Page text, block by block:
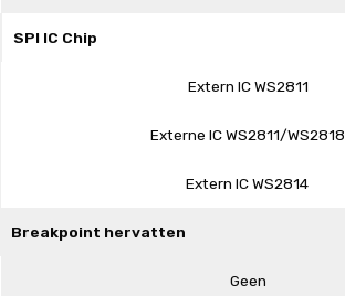
SPI IC Chip
Extern IC WS2811
Externe IC WS2811/WS2818
Extern IC WS2814
Breakpoint hervatten
Geen